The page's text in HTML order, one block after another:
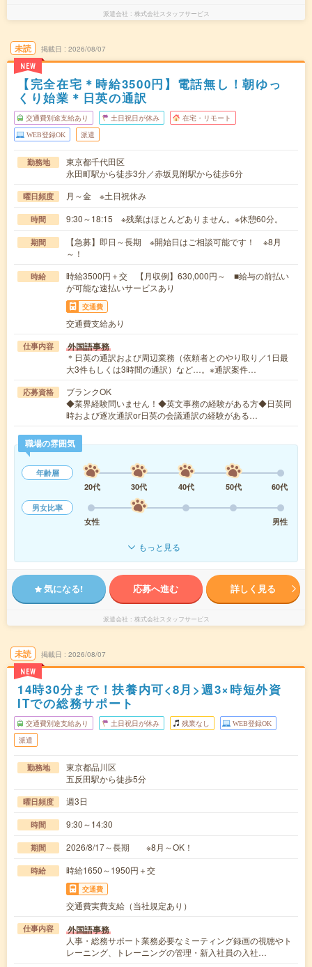
派遣会社 株式会社スタッフサービス
未読
NEW
掲載日 2026/08/07
【完全在宅＊時給3500円】電話無し！朝ゆっ
くり始業＊日英の通訳
交通費別途支給あり 土日祝日が休み 在宅・リモート
WEB登録OK 派遣
勤務地
東京都千代田区
永田町駅から徒歩3分／赤坂見附駅から徒歩6分
曜日頻度 月～金 ※土日祝休み
時間 9:30～18:15 ※残業はほとんどありません。※休憩60分。
期間
【急募】即日～長期 ※開始日はご相談可能です！ ※8月
～！
時給
時給3500円＋交 【月収例】630,000円～ ■給与の前払い
が可能な速払いサービスあり
交通費
交通費支給あり
仕事内容 外国語事務
＊日英の通訳および周辺業務（依頼者とのやり取り／1日最
大3件もしくは3時間の通訳）など…。※通訳案件…
応募資格
ブランクOK
◆業界経験問いません！◆英文事務の経験がある方◆日英同
時および逐次通訳or日英の会議通訳の経験がある…
職場の雰囲気
年齢層
20代
30代 40代 50代
60代
男女比率
女性
男性
もっと見る
気になる! 応募へ進む 詳しく見る
派遣会社 株式会社スタッフサービス
未読
NEW
掲載日 2026/08/07
14時30分まで！扶養内可<8月>週3×時短外資
ITでの総務サポート
交通費別途支給あり 土日祝日が休み 残業なし WEB登録OK
派遣
勤務地
東京都品川区
五反田駅から徒歩5分
曜日頻度 週3日
時間 9:30～14:30
期間 2026/8/17～長期 ※8月～OK！
時給 時給1650～1950円＋交
交通費
交通費実費支給（当社規定あり）
仕事内容 外国語事務
人事・総務サポート業務必要なミーティング録画の視聴やト
レーニング、トレーニングの管理・新入社員の入社…